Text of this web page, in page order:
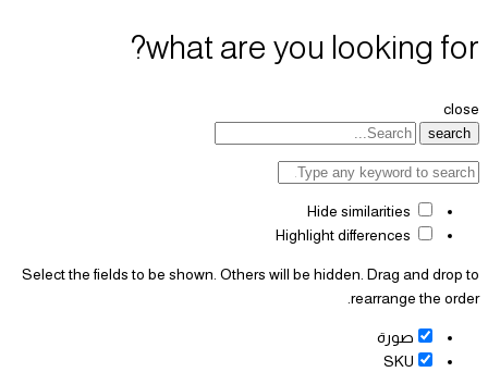
what are you looking for?
close
search
Select the fields to be shown. Others will be hidden. Drag and drop to
rearrange the order.
صورة
SKU